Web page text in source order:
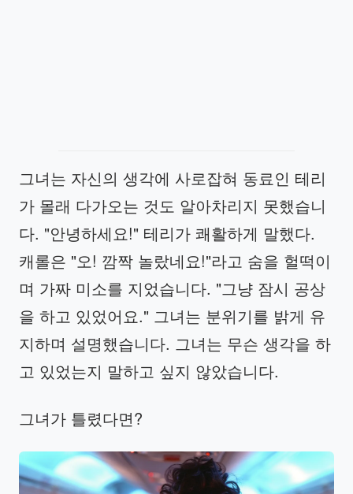
그녀는 자신의 생각에 사로잡혀 동료인 테리
가 몰래 다가오는 것도 알아차리지 못했습니
다. "안녕하세요!" 테리가 쾌활하게 말했다.
캐롤은 "오! 깜짝 놀랐네요!"라고 숨을 헐떡이
며 가짜 미소를 지었습니다. "그냥 잠시 공상
을 하고 있었어요." 그녀는 분위기를 밝게 유
지하며 설명했습니다. 그녀는 무슨 생각을 하
고 있었는지 말하고 싶지 않았습니다.
그녀가 틀렸다면?